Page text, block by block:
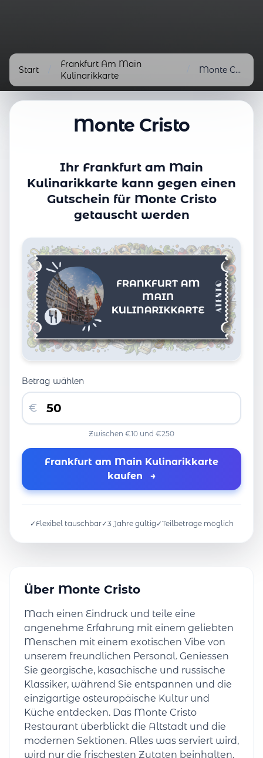
Start
Frankfurt Am Main
Kulinarikkarte
Monte Cristo
Monte Cristo
Ihr Frankfurt am Main
Kulinarikkarte kann gegen einen
Gutschein für Monte Cristo
getauscht werden
Betrag wählen
€
Zwischen €10 und €250
Frankfurt am Main Kulinarikkarte
kaufen
→
✓ Flexibel tauschbar✓3 Jahre gültig ✓Teilbeträge möglich
Über Monte Cristo
Mach einen Eindruck und teile eine
angenehme Erfahrung mit einem geliebten
Menschen mit einem exotischen Vibe von
unserem freundlichen Personal. Geniessen
Sie georgische, kasachische und russische
Klassiker, während Sie entspannen und die
einzigartige osteuropäische Kultur und
Küche entdecken. Das Monte Cristo
Restaurant überblickt die Altstadt und die
modernen Sektionen. Alles was serviert wird,
wird nur die frischesten Zutaten beinhalten,